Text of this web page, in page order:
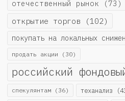
отечественный рынок (73)
открытие торгов (102)
покупать на локальных
продать акции (30)
российский
спекулянтам (36) теханализ